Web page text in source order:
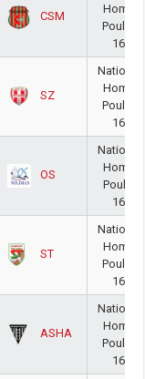
CSM
Poule
16/17
SZ
Poule
16/17
OS
Poule
16/17
ST
Poule
16/17
ASHA
Poule
16/17